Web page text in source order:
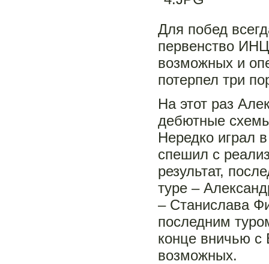
Для побед
первенство
возможных и
потерпел три
На этот раз
дебютные
Нередко играл
спешил с
результат,
туре –
– Станислава
последним
конце вничью с
возможных.